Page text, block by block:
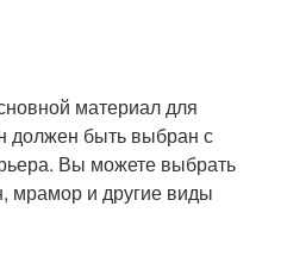
материал для
должен быть выбран с
Вы можете выбрать
мрамор и другие виды